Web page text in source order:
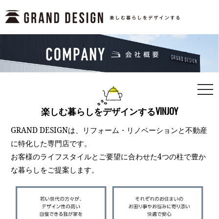
楽しむ暮らしをデザインするVINJOY
GRAND DESIGNは、リフォーム・リノベーションと不動産
に特化した専門店です。
お客様のライフスタイルとご要望に合わせた4つの柱で豊か
な暮らしをご提案します。